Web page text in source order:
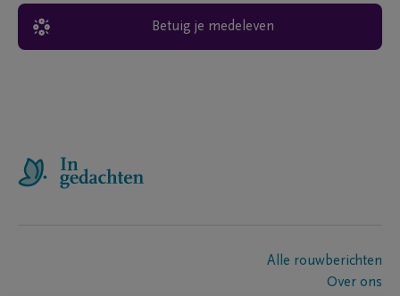
Betuig je medeleven
Alle rouwberichten
Over ons